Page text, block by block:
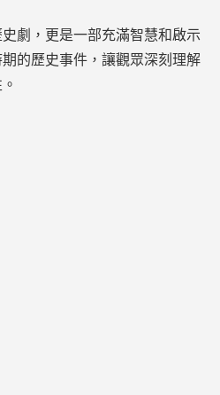
劇，更是一部充滿智慧和啟示
的歷史事件，讓觀眾深刻理解